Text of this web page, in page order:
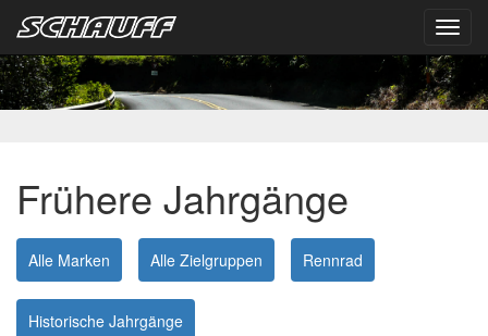
Frühere Jahrgänge
Alle Marken Alle Zielgruppen Rennrad
Historische Jahrgänge